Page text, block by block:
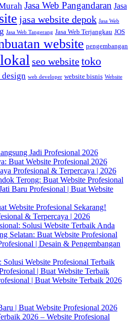
Jasa Web Pangandaran Jasa
jasa website depok Jasa Web
Jasa Web Tangerang Jasa Web Terjangkau JOS
website pengembangan
seo websitetoko
design web developer website bisnis Website
Jadi Profesional 2026
Buat Website Profesional 2026
Profesional & Terpercaya | 2026
Terong: Buat Website Profesional
Baru Profesional | Buat Website
Website Profesional Sekarang!
& Terpercaya | 2026
Solusi Website Terbaik Anda
Selatan: Buat Website Profesional
| Desain & Pengembangan
Solusi Website Profesional Terbaik
| Buat Website Terbaik
| Buat Website Terbaik 2026
| Buat Website Profesional 2026
2026 – Website Profesional